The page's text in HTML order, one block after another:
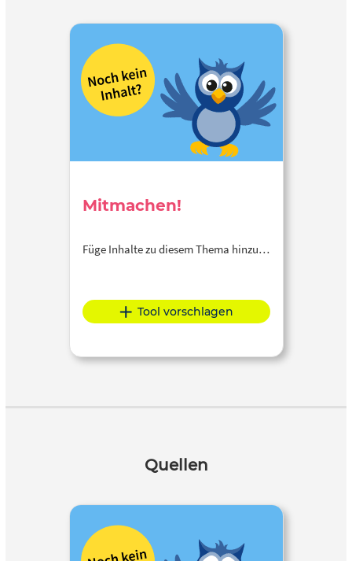
Mitmachen!
Füge Inhalte zu diesem Thema hinzu…
Tool vorschlagen
Quellen